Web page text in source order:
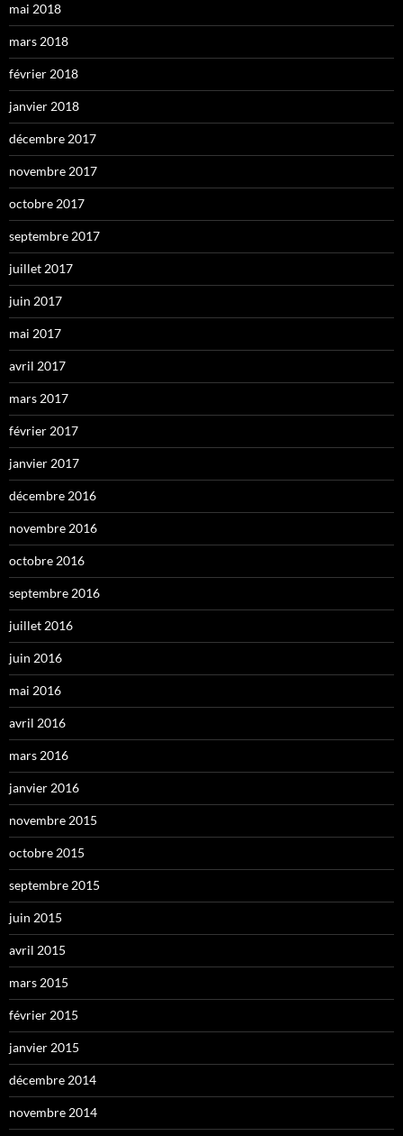
mai 2018
mars 2018
février 2018
janvier 2018
décembre 2017
novembre 2017
octobre 2017
septembre 2017
juillet 2017
juin 2017
mai 2017
avril 2017
mars 2017
février 2017
janvier 2017
décembre 2016
novembre 2016
octobre 2016
septembre 2016
juillet 2016
juin 2016
mai 2016
avril 2016
mars 2016
janvier 2016
novembre 2015
octobre 2015
septembre 2015
juin 2015
avril 2015
mars 2015
février 2015
janvier 2015
décembre 2014
novembre 2014